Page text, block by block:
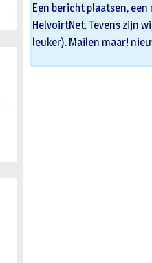
Een bericht plaatsen,
HelvoirtNet. Tevens zijn
leuker). Mailen maar!